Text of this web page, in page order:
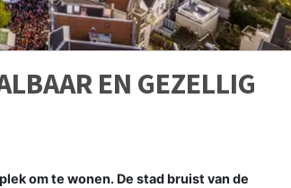
EN GEZELLIG
om te wonen. De stad bruist van de